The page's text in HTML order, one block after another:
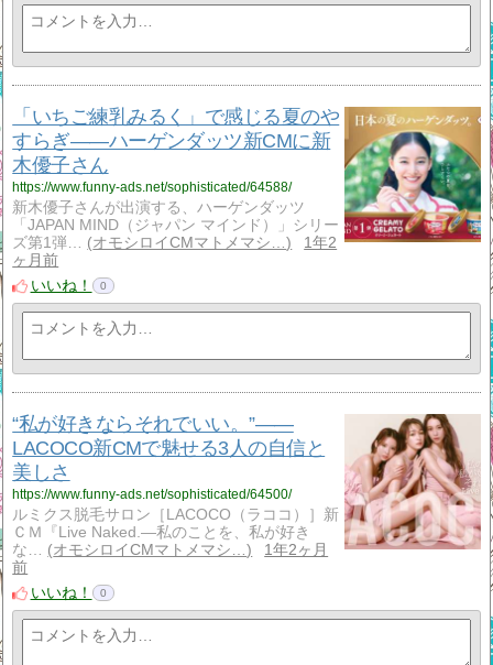
「いちご練乳みるく」で感じる夏のや
すらぎ——ハーゲンダッツ新CMに新
木優子さん
https://www.funny-ads.net/sophisticated/64588/
新木優子さんが出演する、ハーゲンダッツ
「JAPAN MIND（ジャパン マインド）」シリー
ズ第1弾…
オモシロイCMマトメマシ…
1年2
ヶ月前
いいね！
0
“私が好きならそれでいい。”——
LACOCO新CMで魅せる3人の自信と
美しさ
https://www.funny-ads.net/sophisticated/64500/
ルミクス脱毛サロン［LACOCO（ラココ）］新
ＣＭ『Live Naked.―私のことを、私が好き
な…
オモシロイCMマトメマシ…
1年2ヶ月
前
いいね！
0